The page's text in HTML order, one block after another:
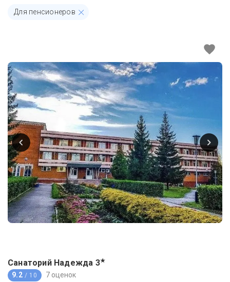
Для пенсионеров
Санаторий Надежда 3★
9.2 / 10 7 оценок